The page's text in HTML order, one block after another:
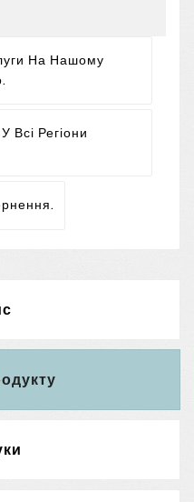
На Нашому
Всі Регіони